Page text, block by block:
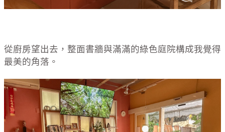
從廚房望出去，整面書牆與滿滿的綠色庭院構成我覺得
最美的角落。